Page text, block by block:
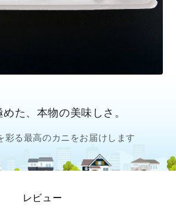
た、本物の美味しさ。
彩る最高のカニをお届けします
レビュー